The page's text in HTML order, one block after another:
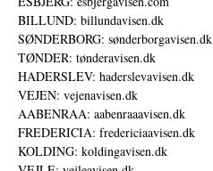
BILLUND: billundavisen.dk
SØNDERBORG: sønderborgavisen.dk
TØNDER: tønderavisen.dk
HADERSLEV: haderslevavisen.dk
VEJEN: vejenavisen.dk
AABENRAA: aabenraaavisen.dk
FREDERICIA: fredericiaavisen.dk
KOLDING: koldingavisen.dk